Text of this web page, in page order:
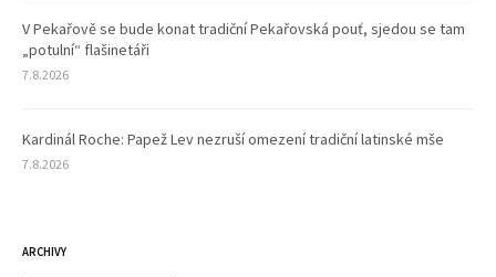
V Pekařově se bude konat tradiční Pekařovská pouť, sjedou se tam
„potulní“ flašinetáři
7.8.2026
Kardinál Roche: Papež Lev nezruší omezení tradiční latinské mše
7.8.2026
ARCHIVY